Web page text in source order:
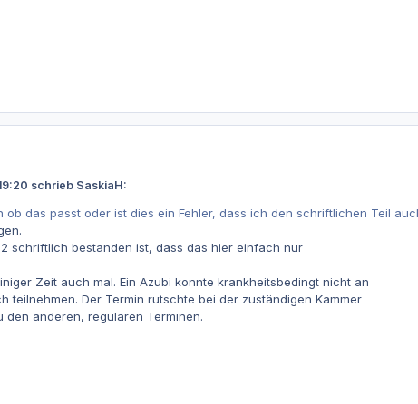
schrieb SaskiaH:
ob das passt oder ist dies ein Fehler, dass ich den schriftlichen Teil
schriftlich bestanden ist, dass das hier einfach nur
Zeit auch mal. Ein Azubi konnte krankheitsbedingt nicht an
teilnehmen. Der Termin rutschte bei der zuständigen Kammer
den anderen, regulären Terminen.